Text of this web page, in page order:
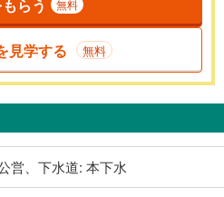
らう 無料
見学する 無料
営、下水道: 本下水